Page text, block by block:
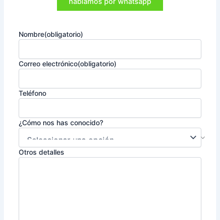
Nombre(obligatorio)
Correo electrónico(obligatorio)
Teléfono
¿Cómo nos has conocido?
Otros detalles